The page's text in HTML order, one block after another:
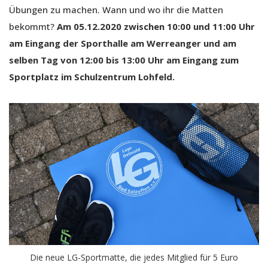
Übungen zu machen. Wann und wo ihr die Matten
bekommt? Am 05.12.2020 zwischen 10:00 und 11:00 Uhr
am Eingang der Sporthalle am Werreanger und am
selben Tag von 12:00 bis 13:00 Uhr am Eingang zum
Sportplatz im Schulzentrum Lohfeld.
Die neue LG-Sportmatte, die jedes Mitglied für 5 Euro